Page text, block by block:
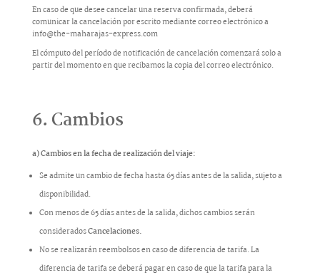
En caso de que desee cancelar una reserva confirmada, deberá
comunicar la cancelación por escrito mediante correo electrónico a
info@the-maharajas-express.com
El cómputo del período de notificación de cancelación comenzará solo a
partir del momento en que recibamos la copia del correo electrónico.
6. Cambios
a) Cambios en la fecha de realización del viaje:
Se admite un cambio de fecha hasta 65 días antes de la salida, sujeto a
disponibilidad.
Con menos de 65 días antes de la salida, dichos cambios serán
consideradosCancelaciones.
No se realizarán reembolsos en caso de diferencia de tarifa. La
diferencia de tarifa se deberá pagar en caso de que la tarifa para la